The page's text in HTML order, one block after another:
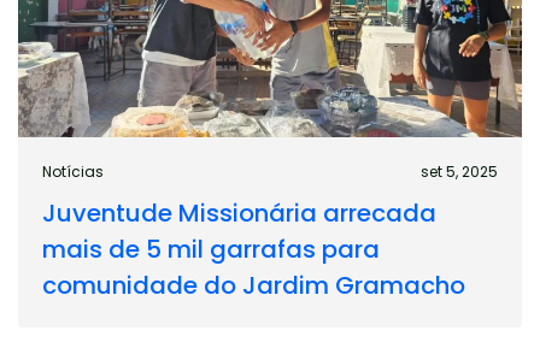
set 5, 2025
Notícias
Juventude Missionária arrecada
mais de 5 mil garrafas para
comunidade do Jardim Gramacho